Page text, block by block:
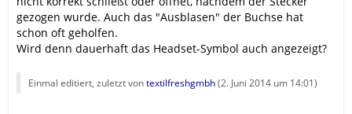
gezogen wurde. Auch das "Ausblasen" der Buchse hat
schon oft geholfen.
Wird denn dauerhaft das Headset-Symbol auch angezeigt?
Einmal editiert, zuletzt vontextilfreshgmbh(2. Juni 2014 um 14:01)